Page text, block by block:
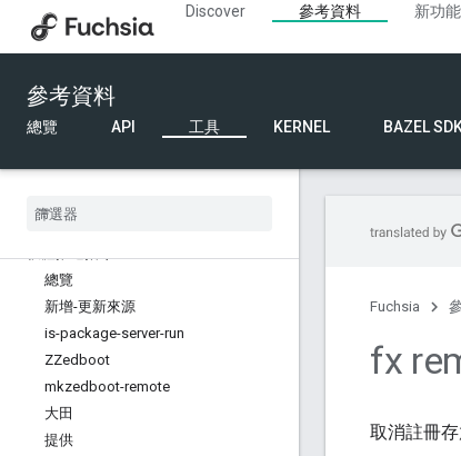
Discover 參考資料 新功能
參考資料
總覽 API 工具 KERNEL BAZEL
開發人員工具指令
裝置探索指令
診斷指令
說明文件指令
核心指令
執行、檢查及偵錯指令
總覽
新增-更新來源
is-package-server-run
ZZedboot
mkzedboot-remote
大田
提供
Fuchsia
fx
取消註冊